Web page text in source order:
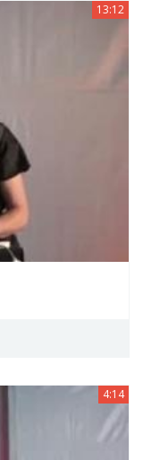
13:12
4:14